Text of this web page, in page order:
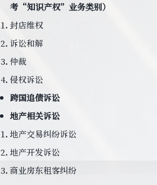
考“知识产权”业务类别）
封店维权
诉讼和解
仲裁
侵权诉讼
跨国追债诉讼
地产相关诉讼
地产交易纠纷诉讼
地产开发诉讼
商业房东租客纠纷 ​